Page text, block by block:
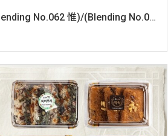
유스 커피원두(Blending No.062 惟)/(Blending No.032 惟S) 200g